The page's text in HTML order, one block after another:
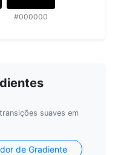
#000000
suaves em
de Gradiente